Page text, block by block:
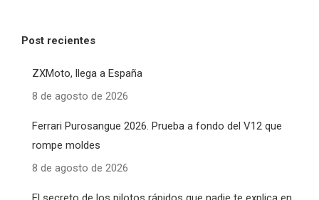
Post recientes
ZXMoto, llega a España
8 de agosto de 2026
Ferrari Purosangue 2026. Prueba a fondo del V12 que
rompe moldes
8 de agosto de 2026